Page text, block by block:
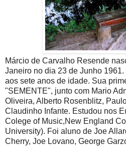
Márcio de Carvalho Resende
Janeiro no dia 23 de Junho
aos sete anos de idade. Sua
"SEMENTE", junto com Mario
Oliveira, Alberto Rosenblitz,
Claudinho Infante. Estudou nos
Colege of Music,New England
University). Foi aluno de Joe
Cherry, Joe Lovano, George